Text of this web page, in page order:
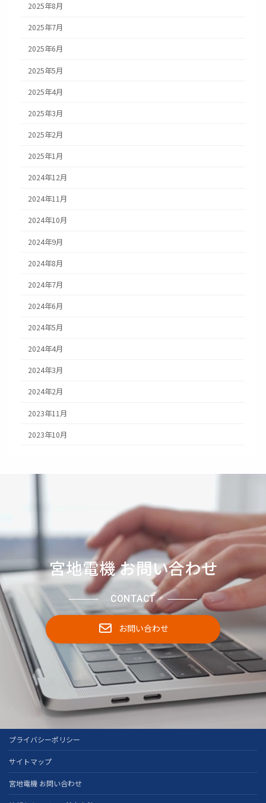
2025年8月
2025年7月
2025年6月
2025年5月
2025年4月
2025年3月
2025年2月
2025年1月
2024年12月
2024年11月
2024年10月
2024年9月
2024年8月
2024年7月
2024年6月
2024年5月
2024年4月
2024年3月
2024年2月
2023年11月
2023年10月
宮地電機 お問い合わせ
CONTACT
お問い合わせ
プライバシーポリシー
サイトマップ
宮地電機 お問い合わせ